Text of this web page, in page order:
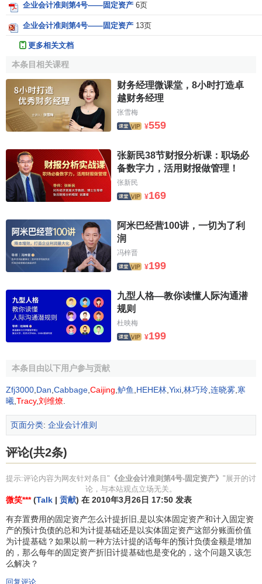
第八条外购固定资产
项资产的运输费
以一笔款项购入多项没有单独标价的固定资产，应当按
照各项固定资产公允价值比例对总成本
各项固定资产的成本。
上具有 融资性质的，固定资产的成本以购买价款的现值为基
础确定。实际支付的价款与购买价款的现值之间的差额，除
按照《企业会计准则第17号——借款费用》
外，应当在信用期间内计入当期损益。
第九条自行建造固定资产的成本，由建造该项资产达到
预定可使用状态前所发生的必要支出构成。
第十条 应计入固定资产成本的借款费用
第十一条 投资者投入固定资产的成本，应当按照投资合
同或协议约定的价值确定，但合同
除外。
资租赁取得的固定资产的成本
则第7号——非货币性资产交换》、《企业会计准则第12号
——债务重组》
《企业会计准则第21号——租赁》确定。
因素。
第四章 后续计量
第十四条 企业应当对所有固定资产计提折旧。但是，已
提足折旧仍继续使用的固定资产和单独计价入账的土地除
外。
折旧，是指在固定资产使用寿命内，按照确定的方法对
企业会计准则第4号——固定资产 6页
企业会计准则第4号——固定资产 13页
更多相关文档
本条目相关课程
财务经理微课堂，8小时打造卓
越财务经理
张雪梅
¥559
张新民38节财报分析课：职场必
备数字力，活用财报做管理！
张新民
¥169
阿米巴经营100讲，一切为了利
润
冯梓晋
¥199
九型人格—教你读懂人际沟通潜
规则
杜映梅
¥199
本条目由以下用户参与贡献
Zfj3000 Dan Cabbage Caijing 鲈鱼 HEHE林 Yixi 林巧玲 连晓雾 寒
曦 Tracy,刘维燎
页面分类: 企业会计准则
评论(共2条)
提示:评论内容为网友针对条目" 《企业会计准则第4号-固定资产》 "展开的讨
论，与本站观点立场无关。
微笑***(Talk | 贡献) 在 2010年3月26日 17:50 发表
有弃置费用的固定资产怎么计提折旧,是以实体固定资产和计入固定资
产的预计负债的总和为计提基础还是以实体固定资产这部分账面价值
为计提基础？如果以前一种方法计提的话每年的预计负债金额是增加
的，那么每年的固定资产折旧计提基础也是变化的，这个问题又该怎
么解决？
回复评论